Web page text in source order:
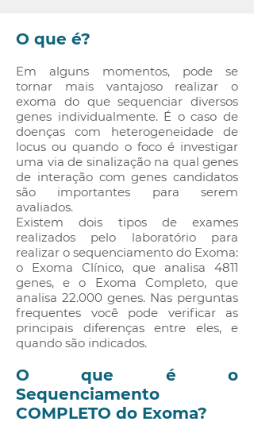
O que é?
Em alguns momentos, pode se
tornar mais vantajoso realizar o
exoma do que sequenciar diversos
genes individualmente. É o caso de
doenças com heterogeneidade de
locus ou quando o foco é investigar
uma via de sinalização na qual genes
de interação com genes candidatos
são importantes para serem
avaliados. ​
Existem dois tipos de exames
realizados pelo laboratório para
realizar o sequenciamento do Exoma:
o Exoma Clínico, que analisa 4811
genes, e o Exoma Completo, que
analisa 22.000 genes. Nas perguntas
frequentes você pode verificar as
principais diferenças entre eles, e
quando são indicados.
O que é o
Sequenciamento
COMPLETO do Exoma?